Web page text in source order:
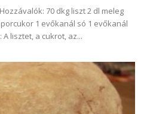
70 dkg liszt 2 dl meleg
1 evőkanál só 1 evőkanál
lisztet, a cukrot, az...